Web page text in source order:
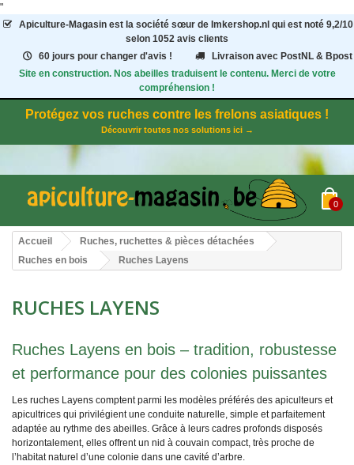
"
Apiculture-Magasinest la société sœur de Imkershop.nl qui est noté 9,2/10
selon 1052 avis clients
60 jours pour changer d'avis !
Livraison avec PostNL & Bpost
Site en construction. Nos abeilles traduisent le contenu. Merci de votre
compréhension !
Protégez vos ruches contre les frelons asiatiques !
Découvrir toutes nos solutions ici →
0
Accueil
Ruches, ruchettes & pièces détachées
Ruches en bois
Ruches Layens
RUCHES LAYENS
Ruches Layens en bois – tradition, robustesse
et performance pour des colonies puissantes
Les ruches Layens comptent parmi les modèles préférés des apiculteurs et
apicultrices qui privilégient une conduite naturelle, simple et parfaitement
adaptée au rythme des abeilles. Grâce à leurs cadres profonds disposés
horizontalement, elles offrent un nid à couvain compact, très proche de
l’habitat naturel d’une colonie dans une cavité d’arbre.